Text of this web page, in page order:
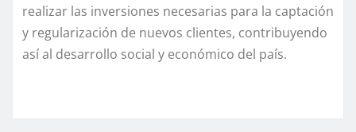
realizar las inversiones necesarias para la captación
y regularización de nuevos clientes, contribuyendo
así al desarrollo social y económico del país.